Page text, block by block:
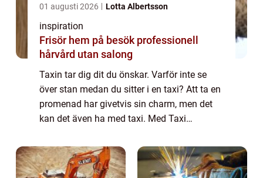
01 augusti 2026 Lotta Albertsson
inspiration
Frisör hem på besök professionell
hårvård utan salong
Taxin tar dig dit du önskar. Varför inte se
över stan medan du sitter i en taxi? Att ta en
promenad har givetvis sin charm, men det
kan det även ha med taxi. Med Taxi
förare som på ett tryggt sätt tar dig...